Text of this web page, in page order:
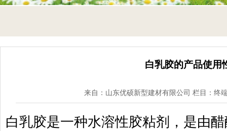
白乳胶的产品使用
来自：山东优硕新型建材有限公司 栏目： 终
白乳胶是一种水溶性胶粘剂，是由